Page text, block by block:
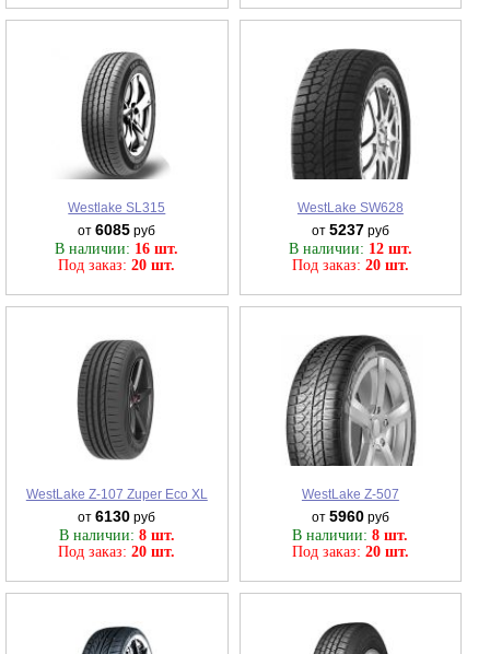
Westlake SL315
от6085 руб
В наличии: 16 шт.
Под заказ:20 шт.
WestLake SW628
от 5237руб
В наличии: 12 шт.
Под заказ: 20 шт.
WestLake Z-107 Zuper Eco XL
от6130 руб
В наличии: 8 шт.
Под заказ:20 шт.
WestLake Z-507
от 5960руб
В наличии:8 шт.
Под заказ: 20 шт.